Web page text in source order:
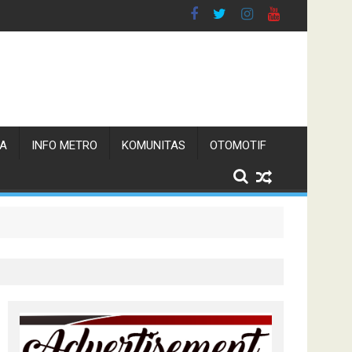
INFO METRO KOMUNITAS OTOMOTIF